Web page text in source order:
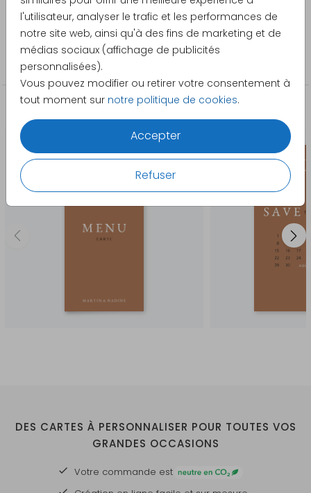
l'utilisateur, analyser le trafic et les performances de
notre site web, ainsi qu'à des fins de marketing et de
médias sociaux (affichage de publicités
personnalisées).
Vous pouvez modifier ou retirer votre consentement à
tout moment sur notre politique de cookies.
Accepter
Refuser
Blijkaartje
Catégorie
Cartes de remerciement
La papeterie assortie
DES CARTES À PERSONNALISER POUR TOUTES VOS
GRANDES OCCASIONS
Votre commande est